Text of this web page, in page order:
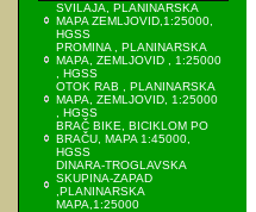
SVILAJA, PLANINARSKA
MAPA ZEMLJOVID,1:25000,
HGSS
PROMINA , PLANINARSKA
MAPA, ZEMLJOVID , 1:25000
, HGSS
OTOK RAB , PLANINARSKA
MAPA, ZEMLJOVID, 1:25000
, HGSS
BRAČ BIKE, BICIKLOM PO
BRAČU, MAPA 1:45000,
HGSS
DINARA-TROGLAVSKA
SKUPINA-ZAPAD
,PLANINARSKA
MAPA,1:25000